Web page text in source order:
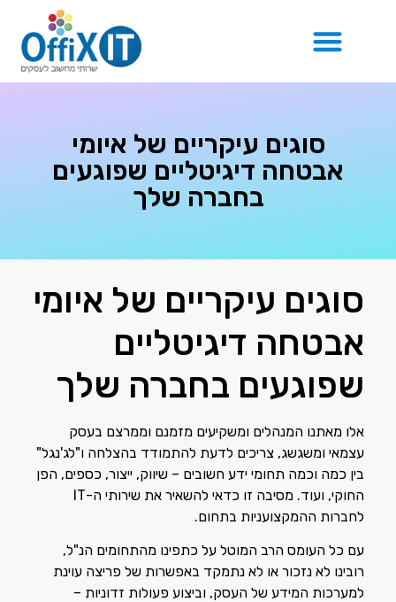
סוגים עיקריים של איומי
אבטחה דיגיטליים שפוגעים
בחברה שלך
סוגים עיקריים של איומי
אבטחה דיגיטליים
שפוגעים בחברה שלך
אלו מאתנו המנהלים ומשקיעים מזמנם וממרצם בעסק
עצמאי ומשגשג, צריכים לדעת להתמודד בהצלחה ו"לג'נגל"
בין כמה וכמה תחומי ידע חשובים – שיווק, ייצור, כספים, הפן
החוקי, ועוד. מסיבה זו כדאי להשאיר את שירותי ה-IT
לחברות ההמקצועניות בתחום.
עם כל העומס הרב המוטל על כתפינו מהתחומים הנ"ל,
רובינו לא נזכור או לא נתמקד באפשרות של פריצה עוינת
למערכות המידע של העסק, וביצוע פעולות זדוניות –